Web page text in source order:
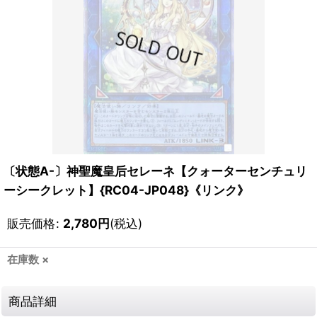
〔状態A-〕神聖魔皇后セレーネ【クォーターセンチュリ
ーシークレット】{RC04-JP048}《リンク》
販売価格: 2,780円(税込)
在庫数 ×
商品詳細